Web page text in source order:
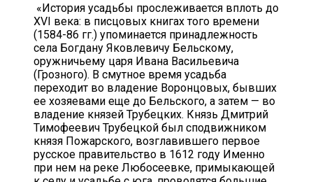
«История усадьбы прослеживается вплоть до
XVI века: в писцовых книгах того времени
(1584-86 гг.) упоминается принадлежность
села Богдану Яковлевичу Бельскому,
оружничьему царя Ивана Васильевича
(Грозного). В смутное время усадьба
переходит во владение Воронцовых, бывших
ее хозяевами еще до Бельского, а затем — во
владение князей Трубецких. Князь Дмитрий
Тимофеевич Трубецкой был сподвижником
князя Пожарского, возглавившего первое
русское правительство в 1612 году Именно
при нем на реке Любосеевке, примыкающей